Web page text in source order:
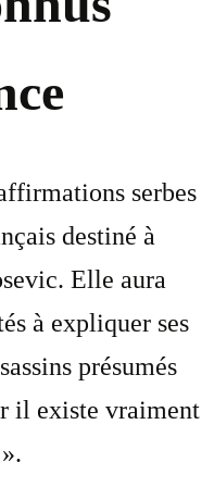
serbes
destiné à
Elle aura
à expliquer ses
présumés
il existe vraiment